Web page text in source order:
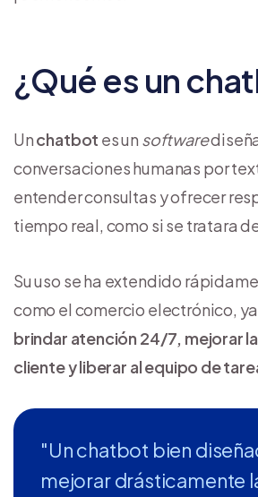
¿Qué es un
Unchatbot es un software
conversaciones humanas por
entender consultas y ofrecer
tiempo real, como si se tratara
Su uso se ha extendido
como el comercio electrónico,
brindar atención 24/7, mejorar
cliente y liberar al equipo de
"Un chatbot bien
mejorar drásticamente